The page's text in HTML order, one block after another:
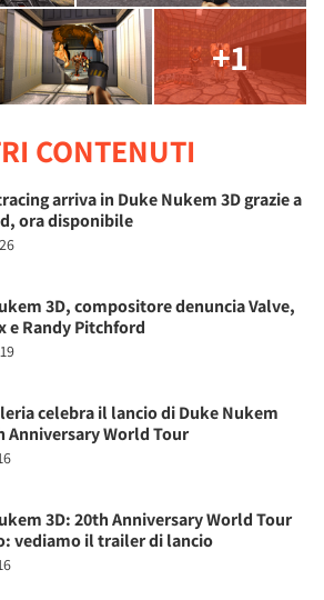
+1
CONTENUTI
arriva in Duke Nukem 3D grazie a
ora disponibile
3D, compositore denuncia Valve,
e Randy Pitchford
celebra il lancio di Duke Nukem
Anniversary World Tour
3D: 20th Anniversary World Tour
vediamo il trailer di lancio